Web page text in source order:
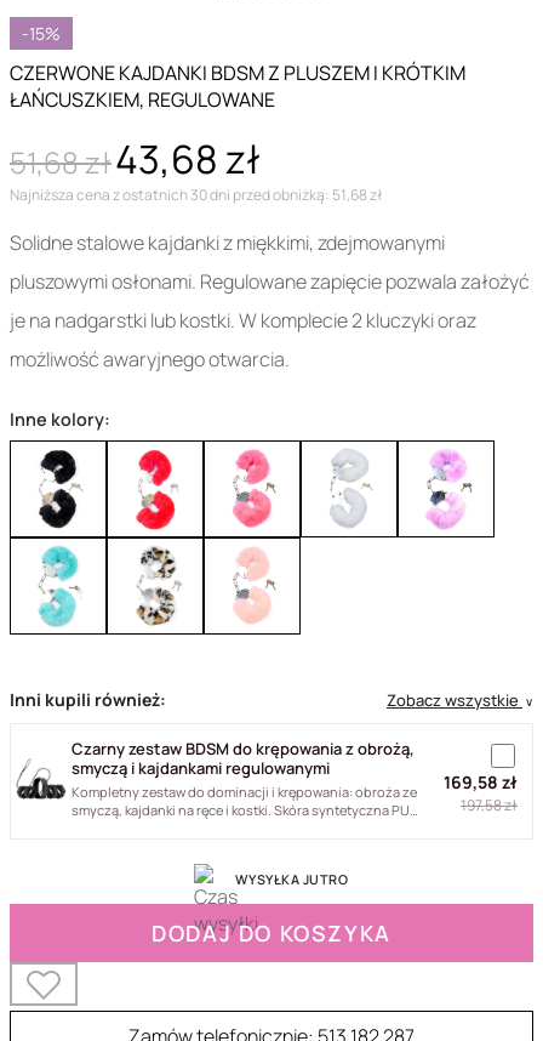
-15%
CZERWONE KAJDANKI BDSM Z PLUSZEM I KRÓTKIM
ŁAŃCUSZKIEM, REGULOWANE
51,68 zł43,68 zł
Najniższa cena z ostatnich 30 dni przed obniżką: 51,68 zł
Solidne stalowe kajdanki z miękkimi, zdejmowanymi
pluszowymi osłonami. Regulowane zapięcie pozwala założyć
je na nadgarstki lub kostki. W komplecie 2 kluczyki oraz
możliwość awaryjnego otwarcia.
Inne kolory:
Inni kupili również: Zobacz wszystkie ∨
Czarny zestaw BDSM do krępowania z obrożą,
smyczą i kajdankami regulowanymi
Kompletny zestaw do dominacji i krępowania: obroża ze
smyczą, kajdanki na ręce i kostki. Skóra syntetyczna PU
169,58 zł
197,58 zł
WYSYŁKA JUTRO
DODAJ DO KOSZYKA